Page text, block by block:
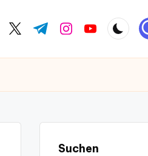
twitter.com
t.me instagram.com
youtube.com
Suchen